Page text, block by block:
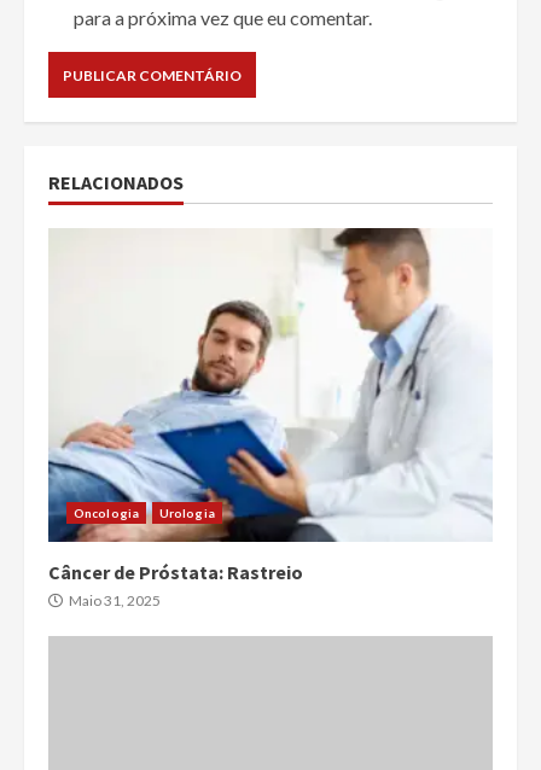
para a próxima vez que eu comentar.
RELACIONADOS
Oncologia Urologia
Câncer de Próstata: Rastreio
Maio 31, 2025